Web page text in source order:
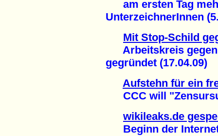
am ersten Tag
UnterzeichnerInnen
Mit Stop-Schild
Arbeitskreis gegen
gegründet (17.04.09)
Aufstehn für ein
CCC will
wikileaks.de
Beginn der